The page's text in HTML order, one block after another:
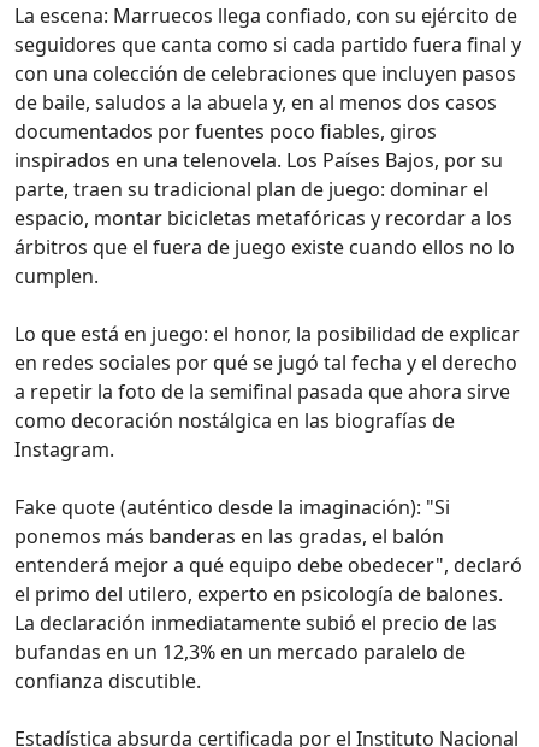
La escena: Marruecos llega confiado, con su ejército de
seguidores que canta como si cada partido fuera final y
con una colección de celebraciones que incluyen pasos
de baile, saludos a la abuela y, en al menos dos casos
documentados por fuentes poco fiables, giros
inspirados en una telenovela. Los Países Bajos, por su
parte, traen su tradicional plan de juego: dominar el
espacio, montar bicicletas metafóricas y recordar a los
árbitros que el fuera de juego existe cuando ellos no lo
cumplen.
Lo que está en juego: el honor, la posibilidad de explicar
en redes sociales por qué se jugó tal fecha y el derecho
a repetir la foto de la semifinal pasada que ahora sirve
como decoración nostálgica en las biografías de
Instagram.
Fake quote (auténtico desde la imaginación): "Si
ponemos más banderas en las gradas, el balón
entenderá mejor a qué equipo debe obedecer", declaró
el primo del utilero, experto en psicología de balones.
La declaración inmediatamente subió el precio de las
bufandas en un 12,3% en un mercado paralelo de
confianza discutible.
Estadística absurda certificada por el Instituto Nacional